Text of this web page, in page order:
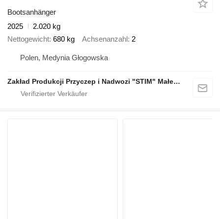
Bootsanhänger
2025
2.020 kg
Nettogewicht 680 kg Achsenanzahl 2
Polen, Medynia Głogowska
Zakład Produkcji Przyczep i Nadwozi "STIM" Małecki s.j.